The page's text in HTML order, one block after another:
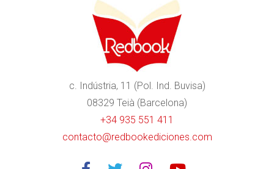
c. Indústria, 11 (Pol. Ind. Buvisa)
08329 Teià (Barcelona)
+34 935 551 411
contacto@redbookediciones.com